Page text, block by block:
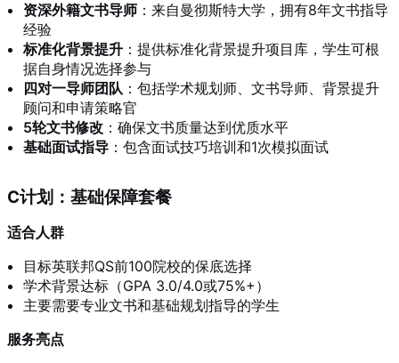
资深外籍文书导师 ：来自曼彻斯特大学，拥有8年文书指导
经验
标准化背景提升 ：提供标准化背景提升项目库，学生可根
据自身情况选择参与
四对一导师团队 ：包括学术规划师、文书导师、背景提升
顾问和申请策略官
5轮文书修改 ：确保文书质量达到优质水平
基础面试指导 ：包含面试技巧培训和1次模拟面试
C计划：基础保障套餐
适合人群
目标英联邦QS前100院校的保底选择
学术背景达标（GPA 3.0/4.0或75%+）
主要需要专业文书和基础规划指导的学生
服务亮点